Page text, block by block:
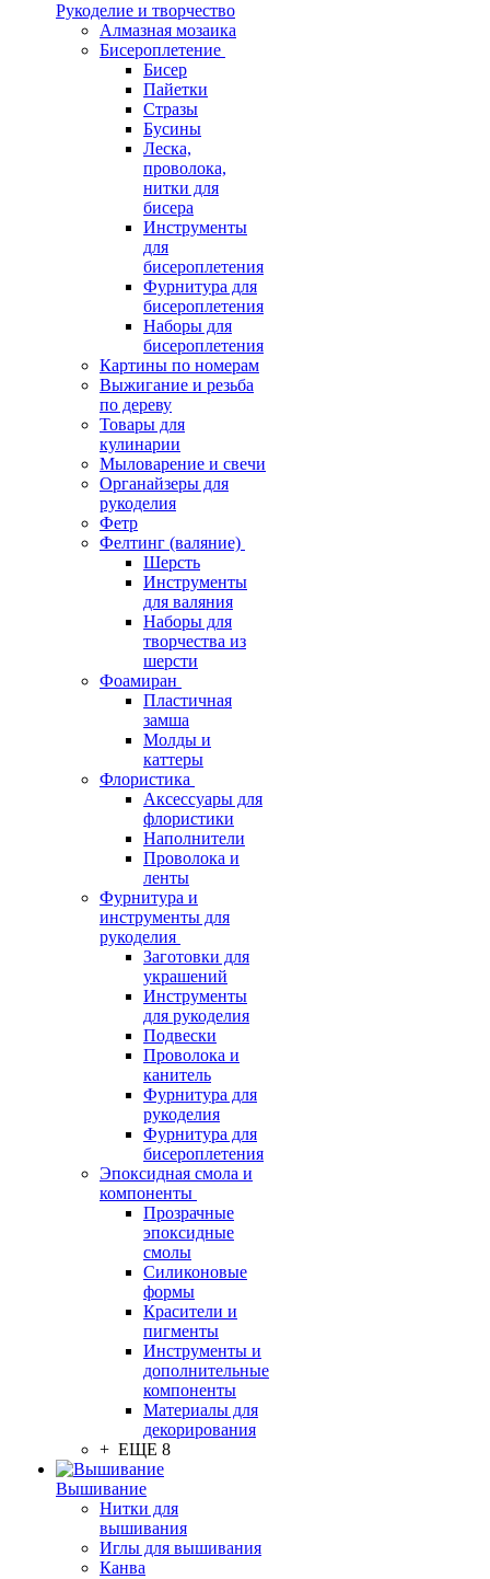
Рукоделие и творчество
Алмазная мозаика
Бисероплетение
Бисер
Пайетки
Стразы
Бусины
Леска,
проволока,
нитки для
бисера
Инструменты
для
бисероплетения
Фурнитура для
бисероплетения
Наборы для
бисероплетения
Картины по номерам
Выжигание и резьба
по дереву
Товары для
кулинарии
Мыловарение и свечи
Органайзеры для
рукоделия
Фетр
Фелтинг (валяние)
Шерсть
Инструменты
для валяния
Наборы для
творчества из
шерсти
Фоамиран
Пластичная
замша
Молды и
каттеры
Флористика
Аксессуары для
флористики
Наполнители
Проволока и
ленты
Фурнитура и
инструменты для
рукоделия
Заготовки для
украшений
Инструменты
для рукоделия
Подвески
Проволока и
канитель
Фурнитура для
рукоделия
Фурнитура для
бисероплетения
Эпоксидная смола и
компоненты
Прозрачные
эпоксидные
смолы
Силиконовые
формы
Красители и
пигменты
Инструменты и
дополнительные
компоненты
Материалы для
декорирования
+ ЕЩЕ 8
Вышивание
Нитки для
вышивания
Иглы для вышивания
Канва